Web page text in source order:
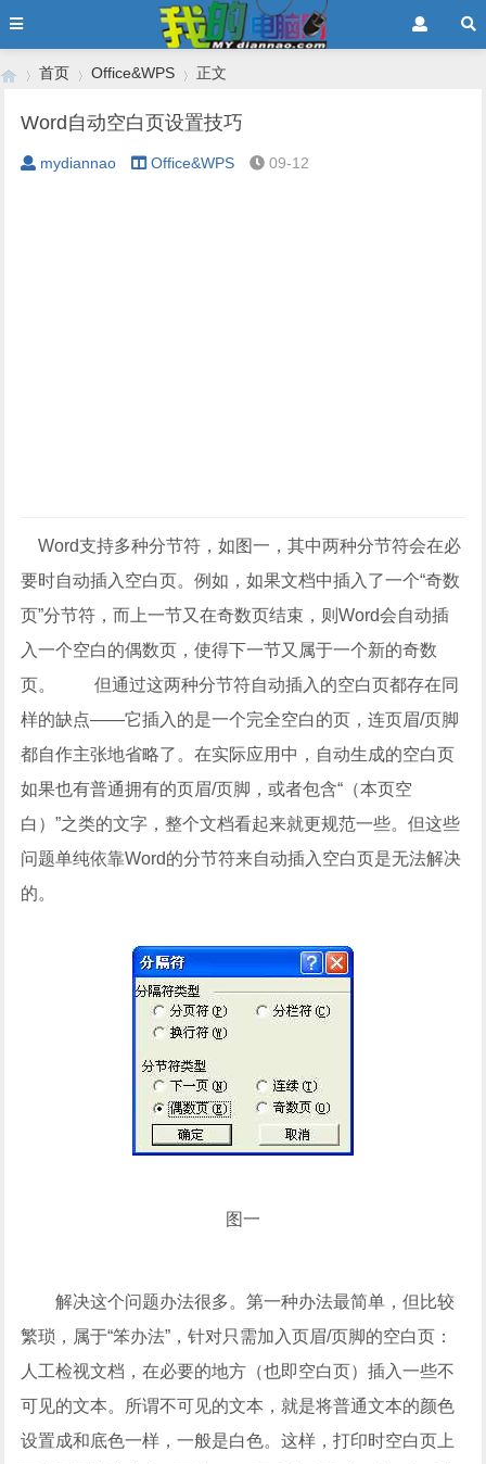
›
首页
›
Office&WPS
›
正文
Word自动空白页设置技巧
mydiannao Office&WPS 09-12
Word支持多种分节符，如图一，其中两种分节符会在必
要时自动插入空白页。例如，如果文档中插入了一个“奇数
页”分节符，而上一节又在奇数页结束，则Word会自动插
入一个空白的偶数页，使得下一节又属于一个新的奇数
页。 但通过这两种分节符自动插入的空白页都存在同
样的缺点——它插入的是一个完全空白的页，连页眉/页脚
都自作主张地省略了。在实际应用中，自动生成的空白页
如果也有普通拥有的页眉/页脚，或者包含“（本页空
白）”之类的文字，整个文档看起来就更规范一些。但这些
问题单纯依靠Word的分节符来自动插入空白页是无法解决
的。
图一
解决这个问题办法很多。第一种办法最简单，但比较
繁琐，属于“笨办法”，针对只需加入页眉/页脚的空白页：
人工检视文档，在必要的地方（也即空白页）插入一些不
可见的文本。所谓不可见的文本，就是将普通文本的颜色
设置成和底色一样，一般是白色。这样，打印时空白页上